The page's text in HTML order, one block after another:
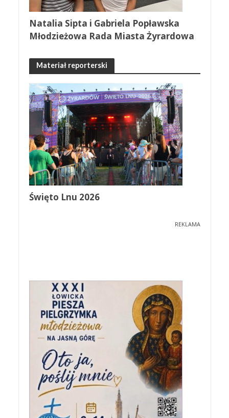
Natalia Sipta i Gabriela Popławska
Młodzieżowa Rada Miasta Żyrardowa
Materiał reporterski
Święto Lnu 2026
REKLAMA